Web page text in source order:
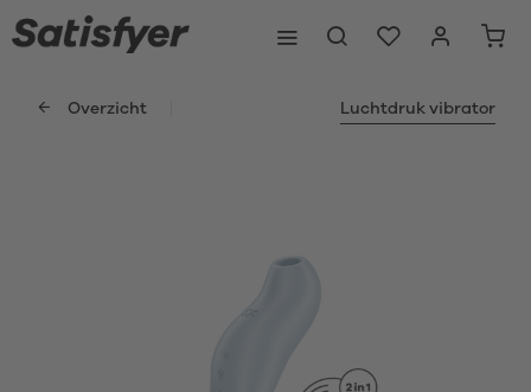
Overzicht Luchtdruk vibrator